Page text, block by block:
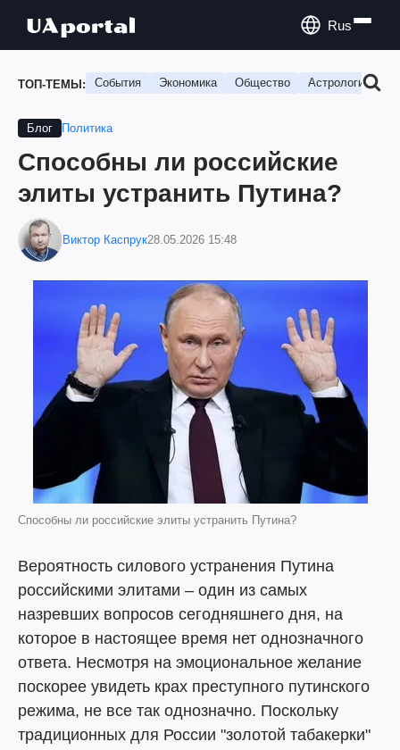
Rus
ТОП-ТЕМЫ: События Экономика Общество Астрология
Блог Политика
Способны ли российские
элиты устранить Путина?
Виктор Каспрук28.05.2026 15:48
Способны ли российские элиты устранить Путина?
Вероятность силового устранения Путина
российскими элитами – один из самых
назревших вопросов сегодняшнего дня, на
которое в настоящее время нет однозначного
ответа. Несмотря на эмоциональное желание
поскорее увидеть крах преступного путинского
режима, не все так однозначно. Поскольку
традиционных для России "золотой табакерки"